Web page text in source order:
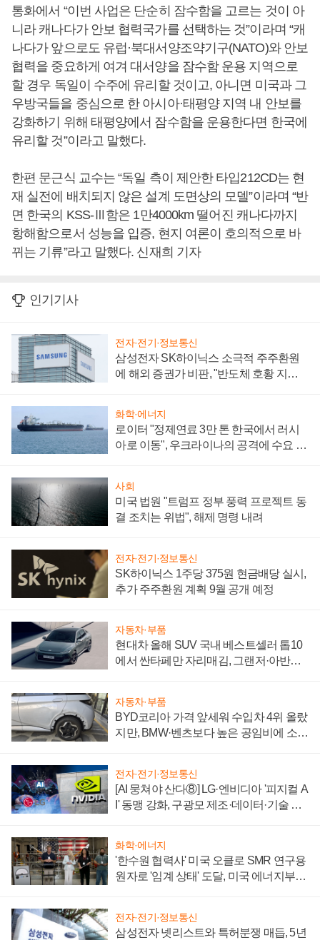
통화에서 “이번 사업은 단순히 잠수함을 고르는 것이 아
니라 캐나다가 안보 협력국가를 선택하는 것”이라며 “캐
나다가 앞으로도 유럽·북대서양조약기구(NATO)와 안보
협력을 중요하게 여겨 대서양을 잠수함 운용 지역으로
할 경우 독일이 수주에 유리할 것이고, 아니면 미국과 그
우방국들을 중심으로 한 아시아·태평양 지역 내 안보를
강화하기 위해 태평양에서 잠수함을 운용한다면 한국에
유리할 것”이라고 말했다.
한편 문근식 교수는 “독일 측이 제안한 타입212CD는 현
재 실전에 배치되지 않은 설계 도면상의 모델”이라며 “반
면 한국의 KSS-Ⅲ함은 1만4000km 떨어진 캐나다까지
항해함으로서 성능을 입증, 현지 여론이 호의적으로 바
뀌는 기류”라고 말했다. 신재희 기자
인기기사
전자·전기·정보통신
삼성전자 SK하이닉스 소극적 주주환원
에 해외 증권가 비판, "반도체 호황 지속
화학·에너지
로이터 "정제연료 3만 톤 한국에서 러시
아로 이동", 우크라이나의 공격에 수요 늘
사회
미국 법원 "트럼프 정부 풍력 프로젝트 동
결 조치는 위법", 해제 명령 내려
전자·전기·정보통신
SK하이닉스 1주당 375원 현금배당 실시,
추가 주주환원 계획 9월 공개 예정
자동차·부품
현대차 올해 SUV 국내 베스트셀러 톱10
에서 싼타페만 자리매김, 그랜저·아반떼
자동차·부품
BYD코리아 가격 앞세워 수입차 4위 올랐
지만, BMW·벤츠보다 높은 공임비에 소비
전자·전기·정보통신
[AI 뭉쳐야 산다⑧] LG·엔비디아 '피지컬 A
I' 동맹 강화, 구광모 제조·데이터·기술 결
화학·에너지
'한수원 협력사' 미국 오클로 SMR 연구용
원자로 '임계 상태' 도달, 미국 에너지부
전자·전기·정보통신
삼성전자 넷리스트와 특허분쟁 매듭, 5년